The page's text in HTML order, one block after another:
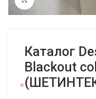
Каталог
Blackout